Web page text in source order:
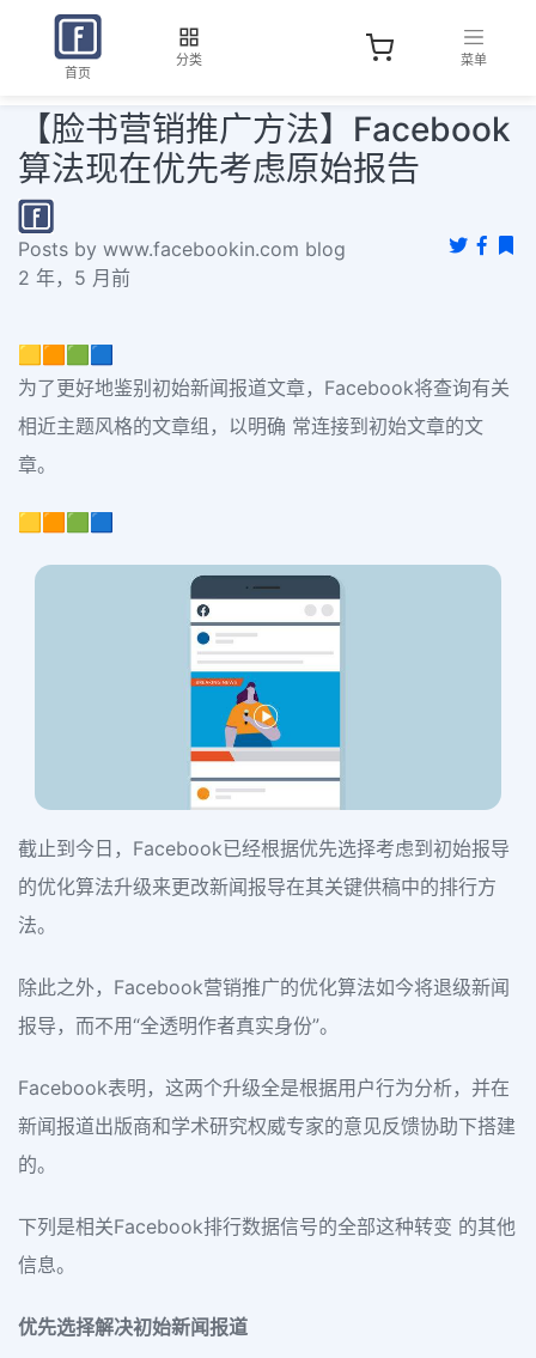
首页
分类 菜单
【脸书营销推广方法】Facebook
算法现在优先考虑原始报告
Posts by www.facebookin.com blog
2 年，5 月前
🟨🟧🟩🟦
为了更好地鉴别初始新闻报道文章，Facebook将查询有关
相近主题风格的文章组，以明确 常连接到初始文章的文
章。
🟨🟧🟩🟦
截止到今日，Facebook已经根据优先选择考虑到初始报导
的优化算法升级来更改新闻报导在其关键供稿中的排行方
法。
除此之外，Facebook营销推广的优化算法如今将退级新闻
报导，而不用“全透明作者真实身份”。
Facebook表明，这两个升级全是根据用户行为分析，并在
新闻报道出版商和学术研究权威专家的意见反馈协助下搭建
的。
下列是相关Facebook排行数据信号的全部这种转变 的其他
信息。
优先选择解决初始新闻报道